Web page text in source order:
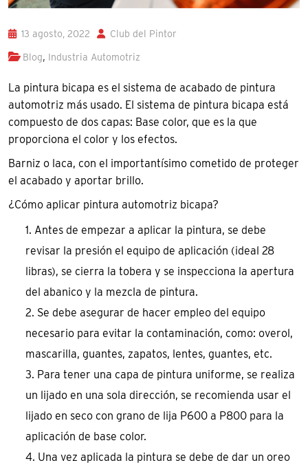
13 agosto, 2022 Club del Pintor
Blog, Industria Automotriz
La pintura bicapa es el sistema de acabado de pintura
automotriz más usado. El sistema de pintura bicapa está
compuesto de dos capas: Base color, que es la que
proporciona el color y los efectos.
Barniz o laca, con el importantísimo cometido de proteger
el acabado y aportar brillo.
¿Cómo aplicar pintura automotriz bicapa?
Antes de empezar a aplicar la pintura, se debe
revisar la presión el equipo de aplicación (ideal 28
libras), se cierra la tobera y se inspecciona la apertura
del abanico y la mezcla de pintura.
Se debe asegurar de hacer empleo del equipo
necesario para evitar la contaminación, como: overol,
mascarilla, guantes, zapatos, lentes, guantes, etc.
Para tener una capa de pintura uniforme, se realiza
un lijado en una sola dirección, se recomienda usar el
lijado en seco con grano de lija P600 a P800 para la
aplicación de base color.
Una vez aplicada la pintura se debe de dar un oreo